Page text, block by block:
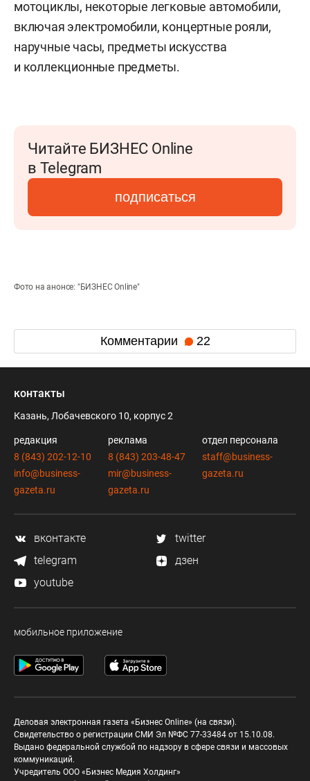
мотоциклы, некоторые легковые автомобили,
включая электромобили, концертные рояли,
наручные часы, предметы искусства
и коллекционные предметы.
Читайте БИЗНЕС Online
в Telegram
подписаться
Фото на анонсе: "БИЗНЕС Online"
Комментарии 22
контакты
Казань, Лобачевского 10, корпус 2
редакция
8 (843) 202-12-10
info@business-
gazeta.ru
реклама
8 (843) 203-48-47
mir@business-
gazeta.ru
отдел персонала
staff@business-
gazeta.ru
вконтакте
twitter
telegram
дзен
youtube
мобильное приложение
Деловая электронная газета «Бизнес Online» (на связи).
Свидетельство о регистрации СМИ Эл №ФС 77-33484 от 15.10.08.
Выдано федеральной службой по надзору в сфере связи и массовых
коммуникаций.
Учредитель ООО «Бизнес Медия Холдинг»